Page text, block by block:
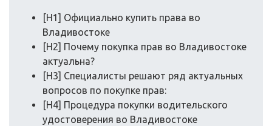
[H1] Официально купить права во
Владивостоке
[H2] Почему покупка прав во Владивостоке
актуальна?
[H3] Специалисты решают ряд актуальных
вопросов по покупке прав:
[H4] Процедура покупки водительского
удостоверения во Владивостоке